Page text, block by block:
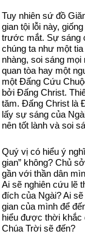
Tuy nhiên sứ đồ
gian tội lỗi này,
trước mắt. Sự sáng
chúng ta như một
nhàng, soi sáng
quan tòa hay một
một Đấng Cứu
bởi Đấng Christ.
tăm. Đấng Christ là
lấy sự sáng của
nên tốt lành và soi
Quý vị có hiểu ý
gian” không? Chủ
gần với thần dân
Ai sẽ nghiên cứu lẽ
đích của Ngài? Ai
gian của mình để
hiểu được thời khắc
Chúa Trời sẽ đến?